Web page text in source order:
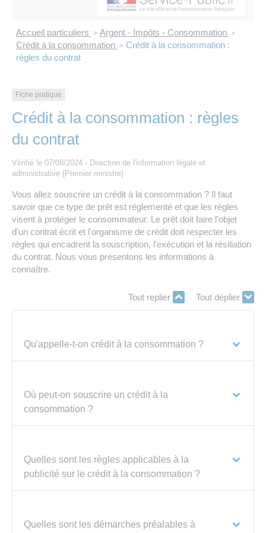
Eau et assainissement
Travaux
Annuaire de contacts
Les offres d’emploi de la communauté de
Nos publications
Accueil particuliers > Argent - Impôts - Consommation >
Crédit à la consommation > Crédit à la consommation :
règles du contrat
Fiche pratique
Crédit à la consommation : règles
du contrat
Vérifié le 07/08/2024 - Direction de l'information légale et
administrative (Premier ministre)
Vous allez souscrire un crédit à la consommation ? Il faut
savoir que ce type de prêt est réglementé et que les règles
visent à protéger le consommateur. Le prêt doit faire l'objet
d'un contrat écrit et l'organisme de crédit doit respecter les
règles qui encadrent la souscription, l'exécution et la résiliation
du contrat. Nous vous présentons les informations à
connaître.
Tout replier Tout déplier
Qu'appelle-t-on crédit à la consommation ?
Où peut-on souscrire un crédit à la
consommation ?
Quelles sont les règles applicables à la
publicité sur le crédit à la consommation ?
Quelles sont les démarches préalables à